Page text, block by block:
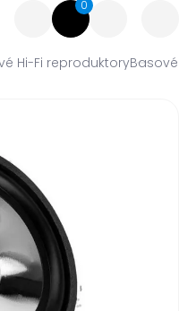
0
Hi-Fi reproduktory